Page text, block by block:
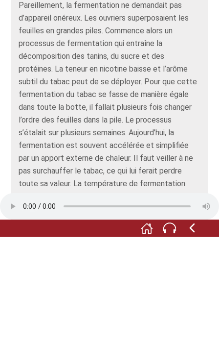
Pareillement, la fermentation ne demandait pas
d’appareil onéreux. Les ouvriers superposaient les
feuilles en grandes piles. Commence alors un
processus de fermentation qui entraîne la
décomposition des tanins, du sucre et des
protéines. La teneur en nicotine baisse et l’arôme
subtil du tabac peut de se déployer. Pour que cette
fermentation du tabac se fasse de manière égale
dans toute la botte, il fallait plusieurs fois changer
l’ordre des feuilles dans la pile. Le processus
s’étalait sur plusieurs semaines. Aujourd’hui, la
fermentation est souvent accélérée et simplifiée
par un apport externe de chaleur. Il faut veiller à ne
pas surchauffer le tabac, ce qui lui ferait perdre
toute sa valeur. La température de fermentation
fermenté, en périodes de vaches maigres, étaient